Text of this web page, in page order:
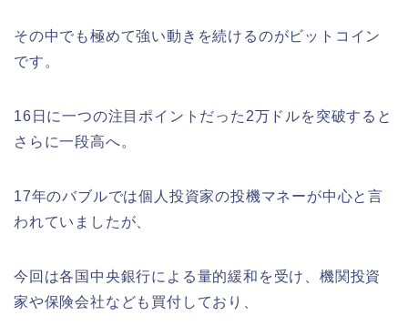
その中でも極めて強い動きを続けるのがビットコイン
です。
16日に一つの注目ポイントだった2万ドルを突破すると
さらに一段高へ。
17年のバブルでは個人投資家の投機マネーが中心と言
われていましたが、
今回は各国中央銀行による量的緩和を受け、機関投資
家や保険会社なども買付しており、